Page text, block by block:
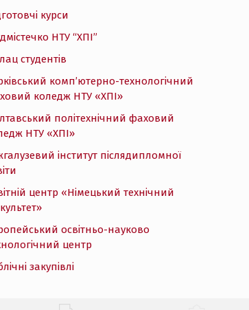
курси
НТУ “ХПІ”
студентів
комп’ютерно-технологічний
коледж НТУ «ХПI»
політехнічний фаховий
НТУ «ХПI»
інститут післядипломної
центр «Німецький технічний
освітньо-науково
центр
закупівлі